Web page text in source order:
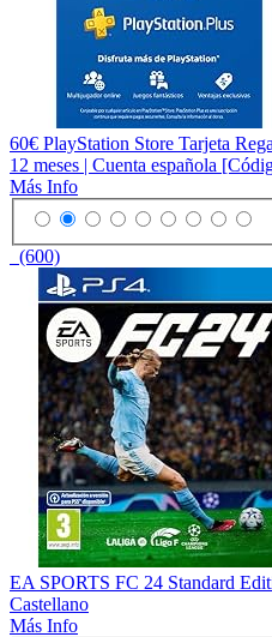
60€ PlayStation Store Tarjeta
12 meses | Cuenta española
Más Info
(600)
EA SPORTS FC 24 Standard
Castellano
Más Info